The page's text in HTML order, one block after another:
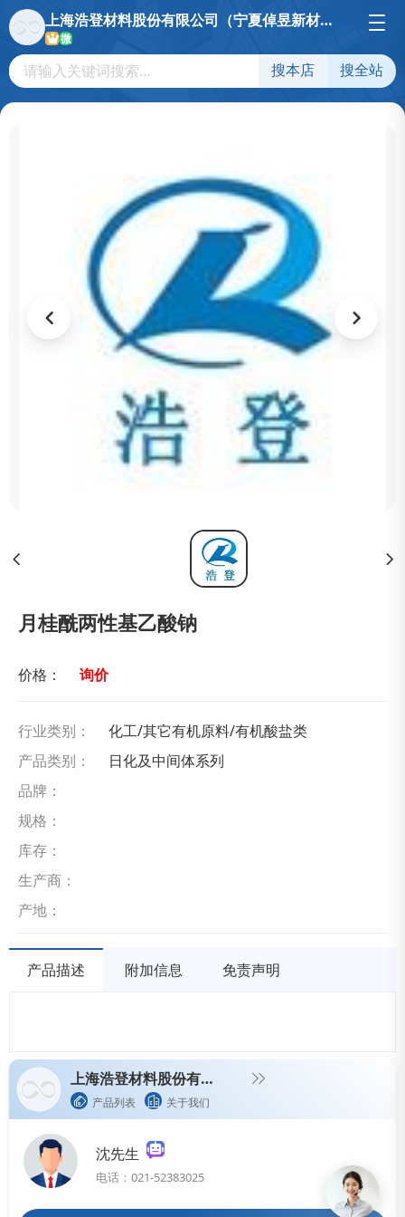
上海浩登材料股份有限公司（宁夏倬昱新材料科技有限公司）
微
搜本店 搜全站
月桂酰两性基乙酸钠
价格： 询价
行业类别：
化工/其它有机原料/有机酸盐类
产品类别：
日化及中间体系列
品牌：
规格：
库存：
生产商：
产地：
产品描述 附加信息 免责声明
上海浩登材料股份有限公司（宁夏倬昱新材料科技有限公司）
产品列表 关于我们
沈先生
电话：021-52383025